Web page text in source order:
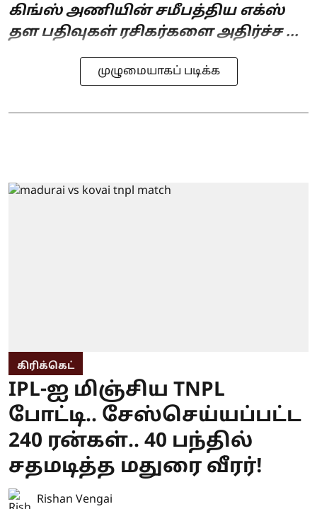
கிங்ஸ் அணியின் சமீபத்திய எக்ஸ்
தள பதிவுகள் ரசிகர்களை அதிர்ச்ச ...
முழுமையாகப் படிக்க
கிரிக்கெட்
IPL-ஐ மிஞ்சிய TNPL
போட்டி.. சேஸ்செய்யப்பட்ட
240 ரன்கள்.. 40 பந்தில்
சதமடித்த மதுரை வீரர்!
Rishan Vengai